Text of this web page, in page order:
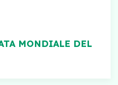
MONDIALE DEL